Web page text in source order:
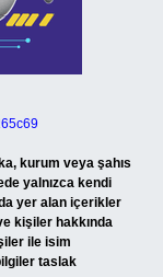
kurum veya şahıs
yalnızca kendi
yer alan içerikler
kişiler hakkında
ile isim
taslak